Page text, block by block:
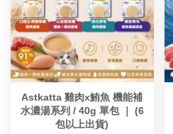
Astkatta 雞肉x鮪魚 機能補
水濃湯系列 / 40g 單包 ｜ (6
包以上出貨)